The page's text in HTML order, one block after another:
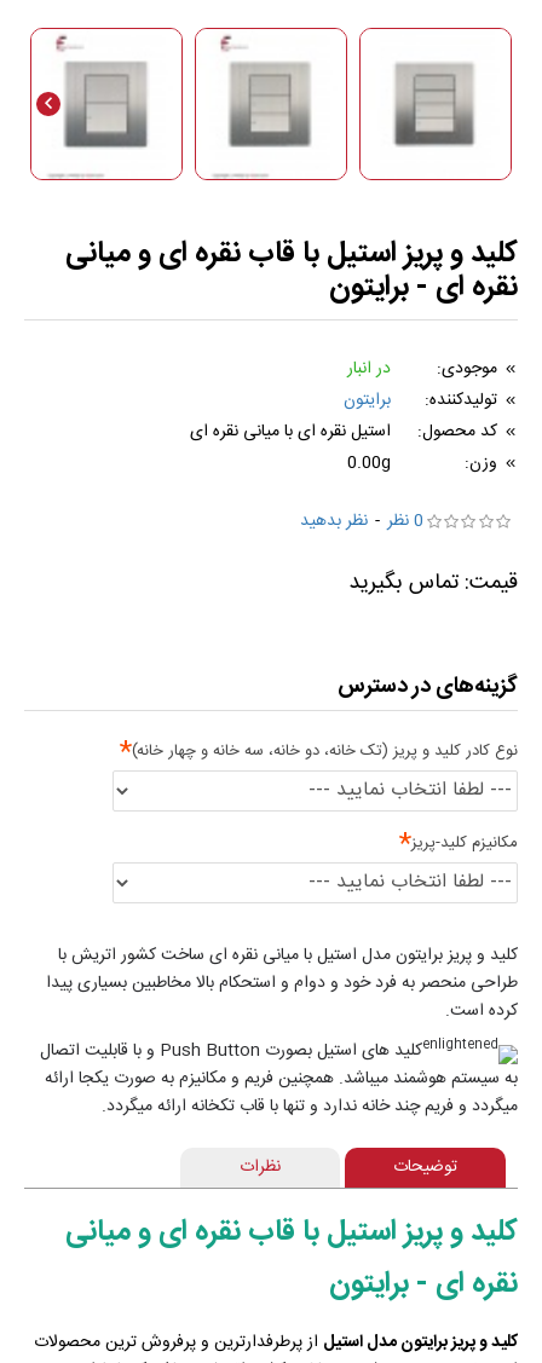
کلید و پریز استیل با قاب نقره ای و میانی
نقره ای - برایتون
موجودی:
در انبار
تولیدکننده:
برایتون
کد محصول:
استیل نقره ای با میانی نقره ای
وزن:
0.00g
0 نظر
- نظر بدهید
گزینه‌های در دسترس
نوع کادر کلید و پریز (تک خانه، دو خانه، سه خانه و چهار خانه)
مکانیزم کلید-پریز
کلید و پریز برایتون مدل استیل با میانی نقره ای ساخت کشور اتریش با
طراحی منحصر به فرد خود و دوام و استحکام بالا مخاطبین بسیاری پیدا
کرده است.
کلید های استیل بصورت Push Button و با قابلیت اتصال
به سیستم هوشمند میباشد. همچنین فریم و مکانیزم به صورت یکجا ارائه
میگردد و فریم چند خانه ندارد و تنها با قاب تکخانه ارائه میگردد.
توضیحات نظرات
کلید و پریز استیل با قاب نقره ای و میانی
نقره ای - برایتون
کلید و پریز برایتون مدل استیل از پرطرفدارترین و پرفروش ترین محصولات